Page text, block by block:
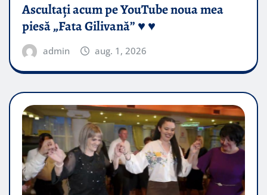
Ascultați acum pe YouTube noua mea
piesă „Fata Gilivană” ♥️ ♥️
admin aug. 1, 2026